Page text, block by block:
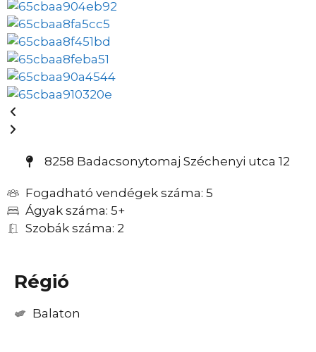
8258 Badacsonytomaj Széchenyi utca 12
Fogadható vendégek száma: 5
Ágyak száma: 5+
Szobák száma: 2
Régió
Balaton